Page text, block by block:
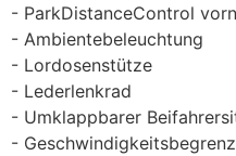
ParkDistanceControl
Ambientebeleuchtung
Lordosenstütze
Lederlenkrad
Umklappbarer